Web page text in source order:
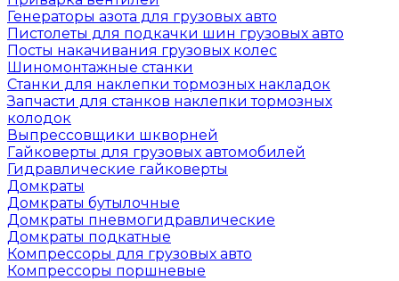
Генераторы азота для грузовых авто
Пистолеты для подкачки шин грузовых авто
Посты накачивания грузовых колес
Шиномонтажные станки
Станки для наклепки тормозных накладок
Запчасти для станков наклепки тормозных
колодок
Выпрессовщики шкворней
Гайковерты для грузовых автомобилей
Гидравлические гайковерты
Домкраты
Домкраты бутылочные
Домкраты пневмогидравлические
Домкраты подкатные
Компрессоры для грузовых авто
Компрессоры поршневые